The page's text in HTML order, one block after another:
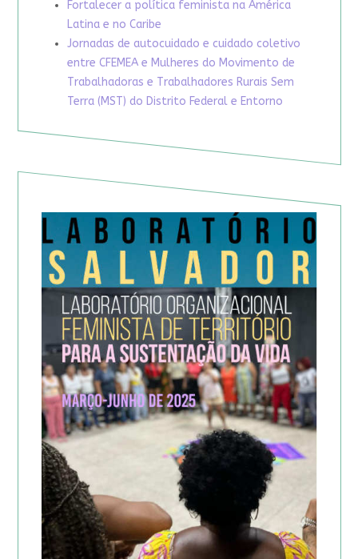
Fortalecer a política feminista na América
Latina e no Caribe
Jornadas de autocuidado e cuidado coletivo
entre CFEMEA e Mulheres do Movimento de
Trabalhadoras e Trabalhadores Rurais Sem
Terra (MST) do Distrito Federal e Entorno